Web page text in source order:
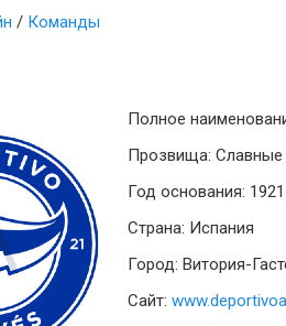
Команды
Полное
Прозвища: Славные
Год основания: 1921
Страна: Испания
Город: Витория-
Сайт: